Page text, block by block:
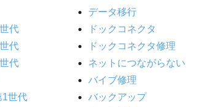
代
代
代
1世代
データ移行
ドックコネクタ
ドックコネクタ修理
ネットにつながらない
バイブ修理
バックアップ